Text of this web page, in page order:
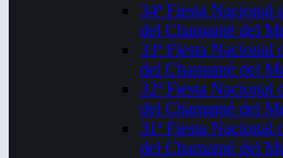
34ª Fiesta Nacional
del Chamamé del
33ª Fiesta Nacional
del Chamamé del
32ª Fiesta Nacional
del Chamamé del
31ª Fiesta Nacional
del Chamamé del